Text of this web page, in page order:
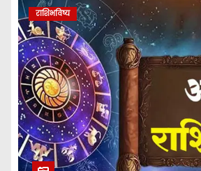
n
a
ti
v
e
:
राशिभविष्य